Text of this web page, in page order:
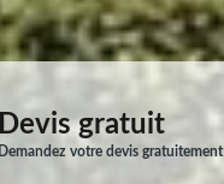
Devis gratuit
Demandez votre devis gratuitement